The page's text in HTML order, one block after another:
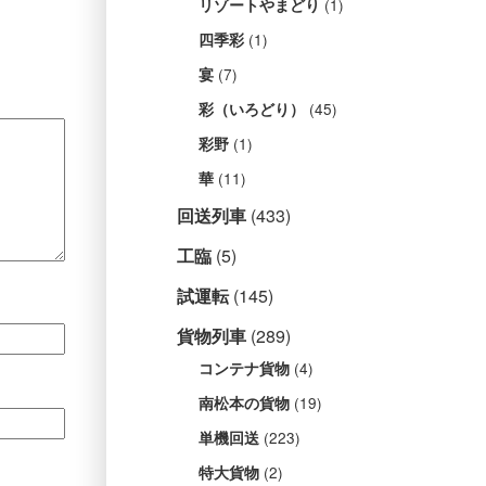
リゾートやまどり (1)
四季彩 (1)
宴 (7)
彩（いろどり） (45)
彩野 (1)
華 (11)
回送列車 (433)
工臨 (5)
試運転(145)
貨物列車 (289)
コンテナ貨物 (4)
南松本の貨物 (19)
単機回送 (223)
特大貨物 (2)